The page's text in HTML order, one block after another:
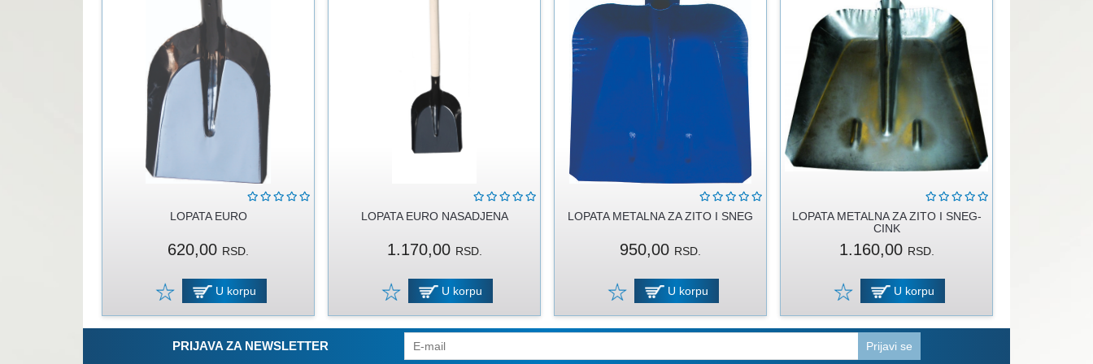
LOPATA EURO
620,00 RSD.
U korpu
LOPATA EURO NASADJENA
1.170,00 RSD.
U korpu
LOPATA METALNA ZA ZITO I SNEG
950,00 RSD.
U korpu
LOPATA METALNA ZA ZITO I SNEG-
CINK
1.160,00 RSD.
U korpu
PRIJAVA ZA NEWSLETTER Prijavi se